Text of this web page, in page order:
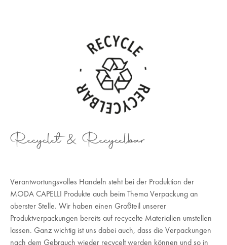
Recyclet & Recycelbar
Verantwortungsvolles Handeln steht bei der Produktion der
MODA CAPELLI Produkte auch beim Thema Verpackung an
oberster Stelle. Wir haben einen Großteil unserer
Produktverpackungen bereits auf recycelte Materialien umstellen
lassen. Ganz wichtig ist uns dabei auch, dass die Verpackungen
nach dem Gebrauch wieder recycelt werden können und so in